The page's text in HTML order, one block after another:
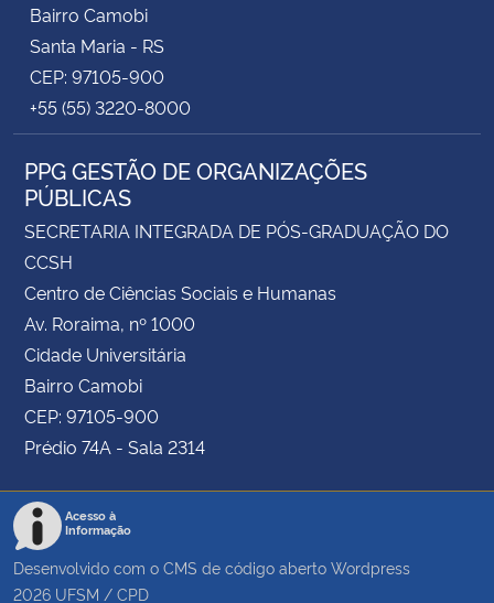
Bairro Camobi
Santa Maria - RS
CEP: 97105-900
+55 (55) 3220-8000
PPG GESTÃO DE ORGANIZAÇÕES
PÚBLICAS
SECRETARIA INTEGRADA DE PÓS-GRADUAÇÃO DO
CCSH
Centro de Ciências Sociais e Humanas
Av. Roraima, nº 1000
Cidade Universitária
Bairro Camobi
CEP: 97105-900
Prédio 74A - Sala 2314
Acesso à
Informação
Desenvolvido com o CMS de código aberto Wordpress
2026 UFSM / CPD